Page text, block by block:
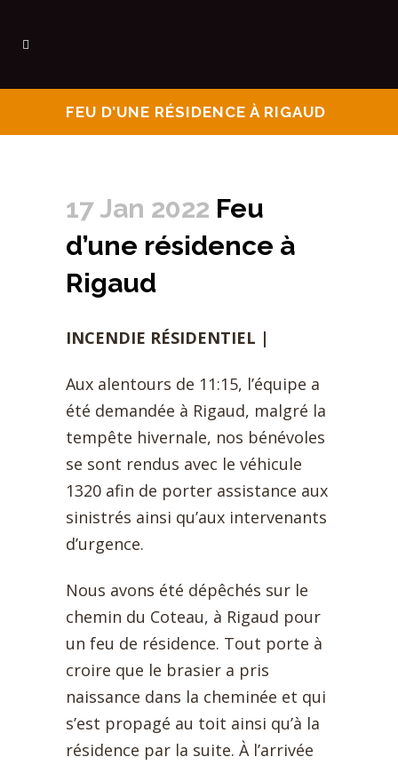
FEU D’UNE RÉSIDENCE À RIGAUD
17 Jan 2022 Feu
d’une résidence à
Rigaud
INCENDIE RÉSIDENTIEL |
Aux alentours de 11:15, l’équipe a
été demandée à Rigaud, malgré la
tempête hivernale, nos bénévoles
se sont rendus avec le véhicule
1320 afin de porter assistance aux
sinistrés ainsi qu’aux intervenants
d’urgence.
Nous avons été dépêchés sur le
chemin du Coteau, à Rigaud pour
un feu de résidence. Tout porte à
croire que le brasier a pris
naissance dans la cheminée et qui
s’est propagé au toit ainsi qu’à la
résidence par la suite. À l’arrivée